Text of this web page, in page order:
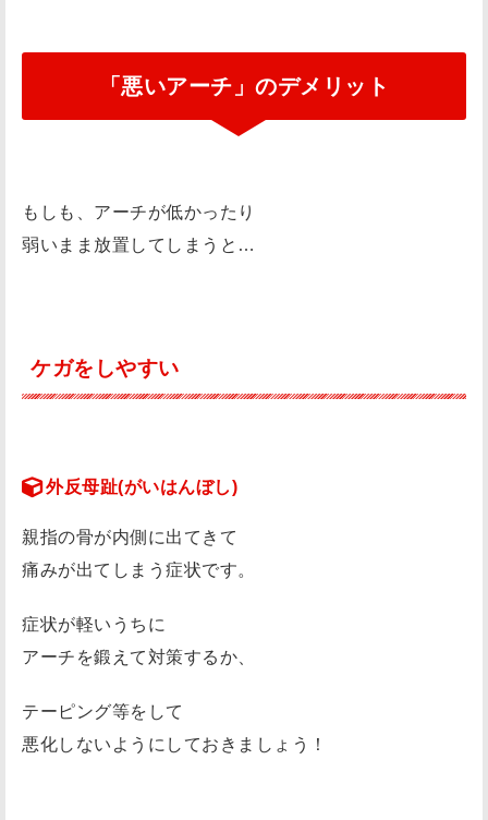
「悪いアーチ」のデメリット
もしも、アーチが低かったり
弱いまま放置してしまうと…
ケガをしやすい
外反母趾(がいはんぼし)
親指の骨が内側に出てきて
痛みが出てしまう症状です。
症状が軽いうちに
アーチを鍛えて対策するか、
テーピング等をして
悪化しないようにしておきましょう！